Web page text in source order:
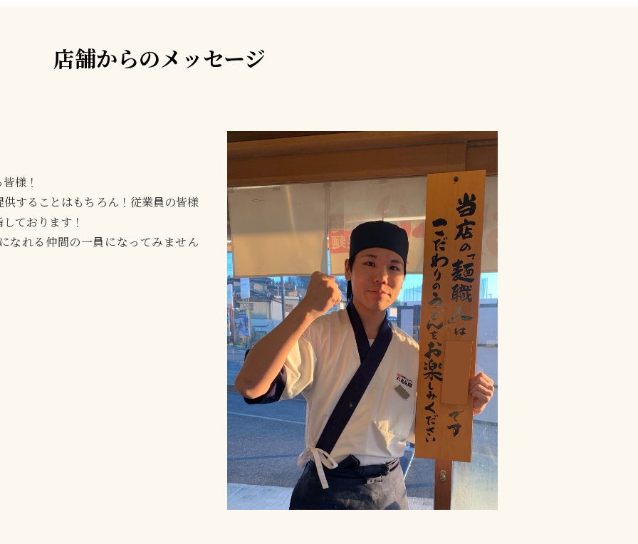
店舗からのメッセージ
様！
することはもちろん！従業員の皆様
ております！
なれる仲間の一員になってみません